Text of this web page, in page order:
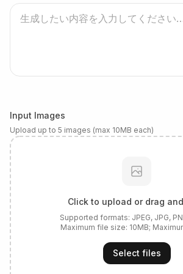
Input Images
Upload up to 5 images (max 10MB each)
Click to upload or drag
Supported formats: JPEG, JPG,
Maximum file size: 10MB;
Select files